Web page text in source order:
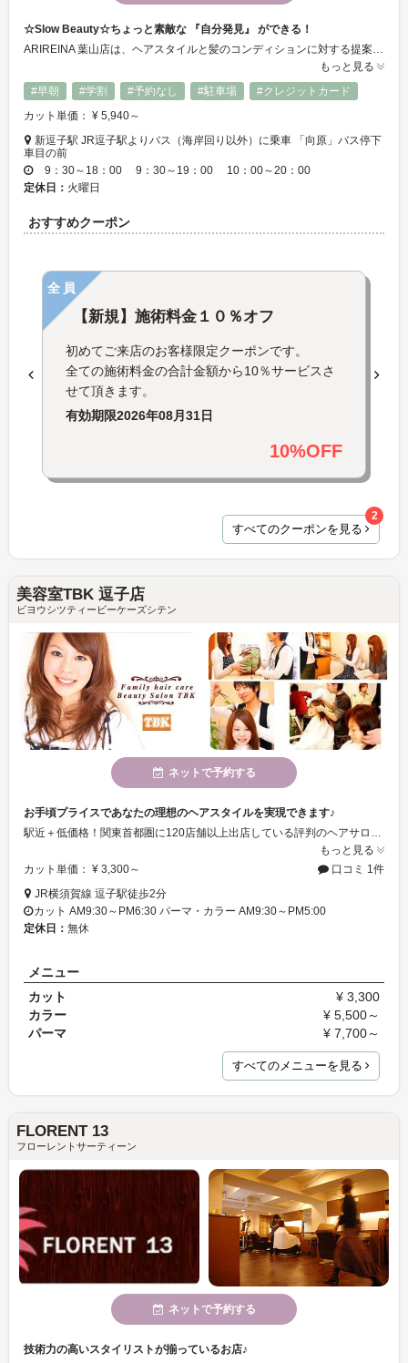
☆Slow Beauty☆ちょっと素敵な 『自分発見』 ができる！
ARIREINA 葉山店は、ヘアスタイルと髪のコンディションに対する提案だけでなく、お客様ごとのパーソナルカラーのコーディネートを用い、デザイン、カラー、メイク、ネイルまでトータルビューティーをコンセプトとしてご提供します。
もっと見る
#早朝
#学割 #予約なし #駐車場
#クレジットカード
カット単価： ¥ 5,940～
新逗子駅 JR逗子駅よりバス（海岸回り以外）に乗車 「向原」バス停下
車目の前
9：30～18：00 9：30～19：00 10：00～20：00
定休日： 火曜日
おすすめクーポン
全員
【新規】施術料金１０％オフ
初めてご来店のお客様限定クーポンです。
全ての施術料金の合計金額から10％サービスさ
せて頂きます。
有効期限2026年08月31日
10%OFF
すべてのクーポンを見る
2
美容室TBK 逗子店
ビヨウシツティービーケーズシテン
ネットで予約する
お手頃プライスであなたの理想のヘアスタイルを実現できます♪
駅近＋低価格！関東首都圏に120店舗以上出店している評判のヘアサロンです。アットホームで明るい店内☆親切で腕の確かなスタッフがお客様ひとりひとりに合ったヘアスタイルをご提案します♪
もっと見る
カット単価： ¥ 3,300～
口コミ 1件
JR横須賀線 逗子駅徒歩2分
カット AM9:30～PM6:30 パーマ・カラー AM9:30～PM5:00
定休日： 無休
メニュー
カット
¥ 3,300
カラー
¥ 5,500～
パーマ
¥ 7,700～
すべてのメニューを見る
FLORENT 13
フローレントサーティーン
ネットで予約する
技術力の高いスタイリストが揃っているお店♪